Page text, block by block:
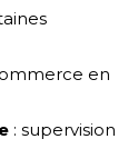
en
: supervision